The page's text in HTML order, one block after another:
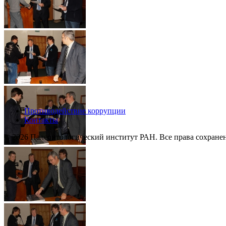
Противодействие коррупции
Контакты
© 2026 Палеонтологический институт РАН. Все права